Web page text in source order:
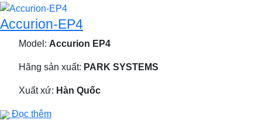
Accurion-EP4
Model: Accurion EP4
Hãng sản xuất: PARK SYSTEMS
Xuất xứ: Hàn Quốc
Đọc thêm